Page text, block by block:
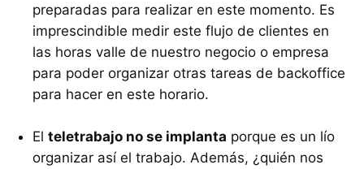
preparadas para realizar en este momento. Es
imprescindible medir este flujo de clientes en
las horas valle de nuestro negocio o empresa
para poder organizar otras tareas de backoffice
para hacer en este horario.
El teletrabajo no se implanta porque es un lío
organizar así el trabajo. Además, ¿quién nos